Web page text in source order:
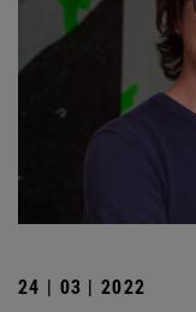
24 | 03 | 2022